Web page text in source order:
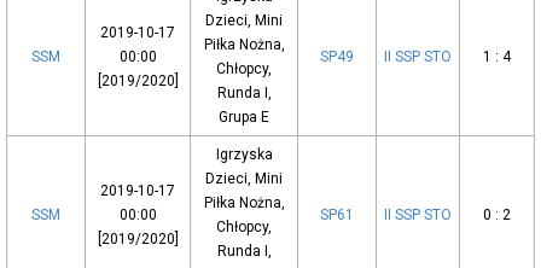
SSM
2019-10-17
00:00
[2019/2020]
Dzieci, Mini
Piłka Nożna,
Chłopcy,
Runda I,
Grupa E
SP49 II SSP STO 1 : 4
SSM
2019-10-17
00:00
[2019/2020]
Igrzyska
Dzieci, Mini
Piłka Nożna,
Chłopcy,
Runda I,
SP61 II SSP STO 0 : 2